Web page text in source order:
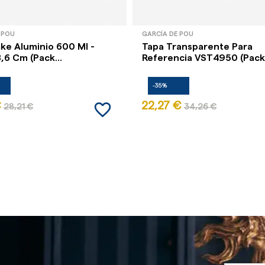
Aluminio 600 Ml -
Cm (Pack...
28,21 € favorite_border
GARCÍA DE POU
Tapa Transparente Para
Referencia VST4950
-35%
22,27 € 34,26 €